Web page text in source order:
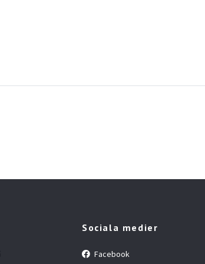
Sociala medier
Facebook